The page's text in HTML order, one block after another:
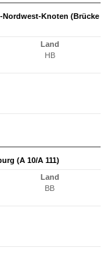
Nordwest-Knoten (Brücke
Land
HB
(A 10/A 111)
Land
BB